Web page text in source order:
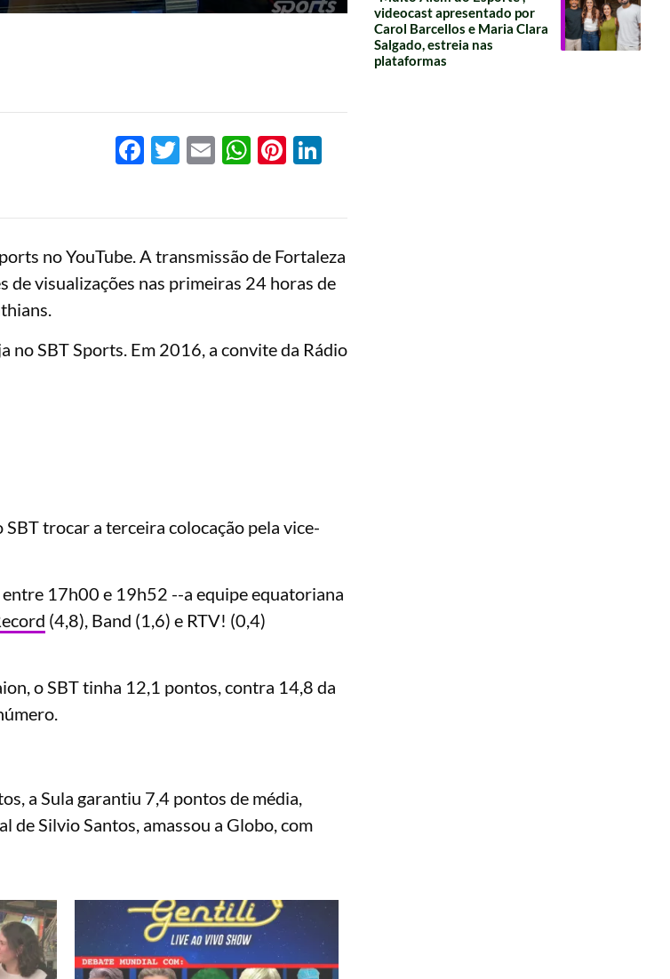
Facebook
Twitter
EmailWhatsApp
Pinterest
LinkedIn
no YouTube. A transmissão de Fortaleza
de visualizações nas primeiras 24 horas de
SBT Sports. Em 2016, a convite da Rádio
trocar a terceira colocação pela vice-
17h00 e 19h52 --a equipe equatoriana
(4,8), Band (1,6) e RTV! (0,4)
o SBT tinha 12,1 pontos, contra 14,8 da
a Sula garantiu 7,4 pontos de média,
de Silvio Santos, amassou a Globo, com
videocast apresentado por
Carol Barcellos e Maria Clara
Salgado, estreia nas
plataformas